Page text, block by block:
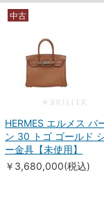
中古
HERMES エルメス バ
ン 30 トゴ ゴールド
ー金具【未使用】
￥3,680,000(税込)